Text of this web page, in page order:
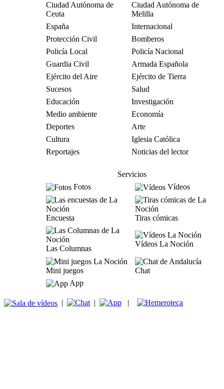
Ciudad Autónoma de
Ceuta
Ciudad Autónoma de
Melilla
España
Internacional
Protección Civil
Bomberos
Policía Local
Policía Nacional
Guardia Civil
Armada Española
Ejército del Aire
Ejército de Tierra
Sucesos
Salud
Educación
Investigación
Medio ambiente
Economía
Deportes
Arte
Cultura
Iglesia Católica
Reportajes
Noticias del lector
Servicios
Fotos
Vídeos
Encuesta Tiras cómicas
Las Columnas
Vídeos La Noción
Mini juegos
Chat
App
| | |